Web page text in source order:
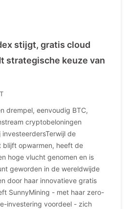
stijgt, gratis cloud
strategische keuze van
drempel, eenvoudig BTC,
cryptobeloningen
de
opwarmen, heeft de
hoge vlucht genomen en is
geworden in de wereldwijde
door haar innovatieve gratis
SunnyMining - met haar zero-
investering voordeel - zich